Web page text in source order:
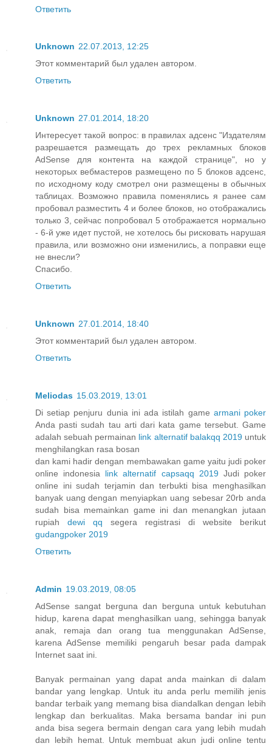
Ответить
Unknown 22.07.2013, 12:25
Этот комментарий был удален автором.
Ответить
Unknown 27.01.2014, 18:20
Интересует такой вопрос: в правилах адсенс "Издателям
разрешается размещать до трех рекламных блоков
AdSense для контента на каждой странице", но у
некоторых вебмастеров размещено по 5 блоков адсенс,
по исходному коду смотрел они размещены в обычных
таблицах. Возможно правила поменялись я ранее сам
пробовал разместить 4 и более блоков, но отображались
только 3, сейчас попробовал 5 отображается нормально
- 6-й уже идет пустой, не хотелось бы рисковать нарушая
правила, или возможно они изменились, а поправки еще
не внесли?
Спасибо.
Ответить
Unknown 27.01.2014, 18:40
Этот комментарий был удален автором.
Ответить
Meliodas 15.03.2019, 13:01
Di setiap penjuru dunia ini ada istilah game armani poker
Anda pasti sudah tau arti dari kata game tersebut. Game
adalah sebuah permainan link alternatif balakqq 2019untuk
menghilangkan rasa bosan
dan kami hadir dengan membawakan game yaitu judi poker
online indonesia link alternatif capsaqq 2019Judi poker
online ini sudah terjamin dan terbukti bisa menghasilkan
banyak uang dengan menyiapkan uang sebesar 20rb anda
sudah bisa memainkan game ini dan menangkan jutaan
rupiah dewi qq segera registrasi di website berikut
gudangpoker 2019
Ответить
Admin 19.03.2019, 08:05
AdSense sangat berguna dan berguna untuk kebutuhan
hidup, karena dapat menghasilkan uang, sehingga banyak
anak, remaja dan orang tua menggunakan AdSense,
karena AdSense memiliki pengaruh besar pada dampak
Internet saat ini.
Banyak permainan yang dapat anda mainkan di dalam
bandar yang lengkap. Untuk itu anda perlu memilih jenis
bandar terbaik yang memang bisa diandalkan dengan lebih
lengkap dan berkualitas. Maka bersama bandar ini pun
anda bisa segera bermain dengan cara yang lebih mudah
dan lebih hemat. Untuk membuat akun judi online tentu